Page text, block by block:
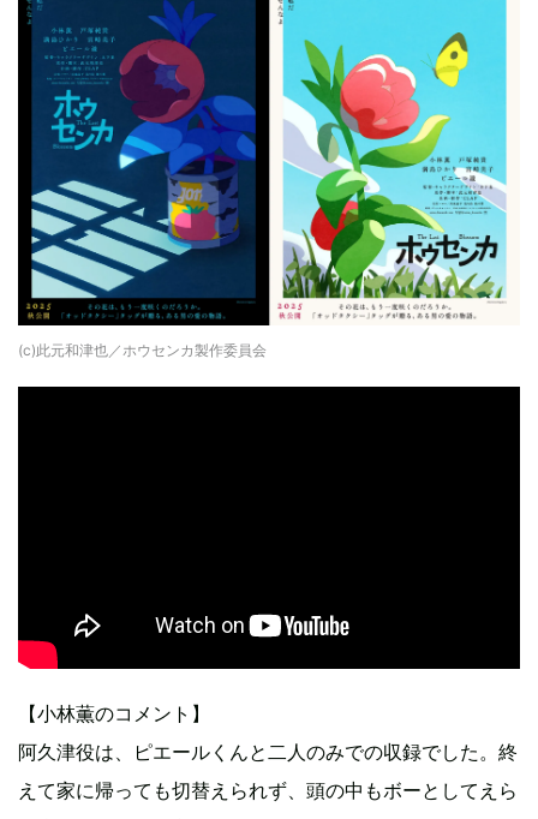
(c)此元和津也／ホウセンカ製作委員会
【小林薫のコメント】
阿久津役は、ピエールくんと⼆⼈のみでの収録でした。終
えて家に帰っても切替えられず、頭の中もボーとしてえら